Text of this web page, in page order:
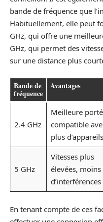
bande de fréquence que
Habituellement, elle peut
GHz, qui offre une
GHz, qui permet des
sur une distance plus
Bande de
fréquence
Avantages
2.4 GHz
Meilleure
compatible
plus d’appareils
5 GHz
Vitesses plus
élevées, moins
d’interférences
En tenant compte de ces